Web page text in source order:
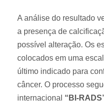
A análise do resultado
a presença de
possível alteração. Os
colocados em uma
último indicado para
câncer. O processo
internacional “BI-